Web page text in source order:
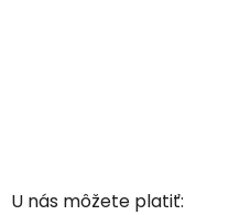
U nás môžete platiť: